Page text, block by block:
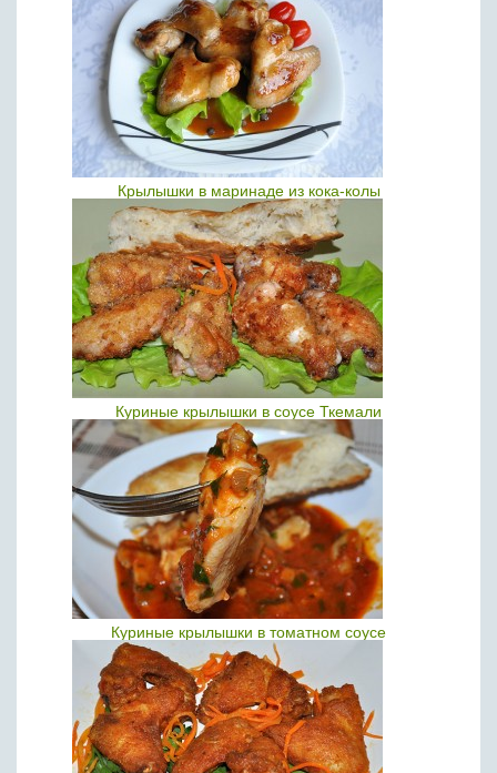
Крылышки в маринаде из кока-колы
Куриные крылышки в соусе Ткемали
Куриные крылышки в томатном соусе